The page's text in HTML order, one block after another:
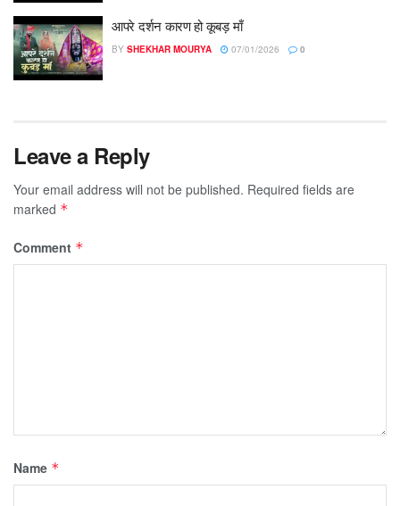
आपरे दर्शन कारण हो कूबड़ माँ
BY SHEKHAR MOURYA 07/01/2026 0
Leave a Reply
Your email address will not be published. Required fields are
marked *
Comment *
Name *